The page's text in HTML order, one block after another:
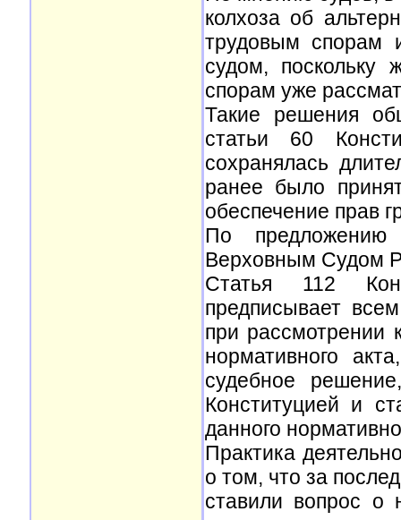
колхоза об
трудовым спорам
судом,
спорам уже
Такие решения
статьи 60
сохранялась
ранее было
обеспечение прав
По предложению
Верховным Судом
Статья 112
предписывает
при рассмотрении
нормативного
судебное
Конституцией и
данного
Практика
о том, что за
ставили вопрос о